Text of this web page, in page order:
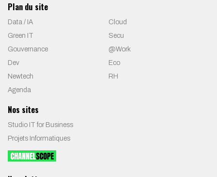
Plan du site
Data / IA
Cloud
Green IT
Secu
Gouvernance
@Work
Dev
Eco
Newtech
RH
Agenda
Nos sites
Studio IT for Business
Projets Informatiques